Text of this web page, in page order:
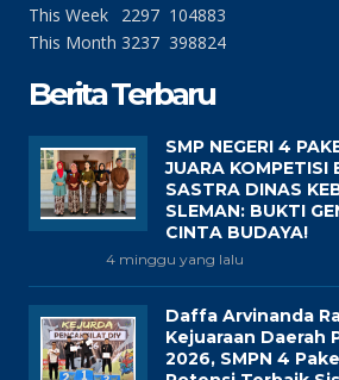
This Week
2297 104883
This Month 3237 398824
Berita Terbaru
SMP NEGERI 4
JUARA KOMPETISI
SASTRA DINAS
SLEMAN: BUKTI
CINTA BUDAYA!
4 minggu yang lalu
Daffa Arvinanda
Kejuaraan Daerah
2026, SMPN 4